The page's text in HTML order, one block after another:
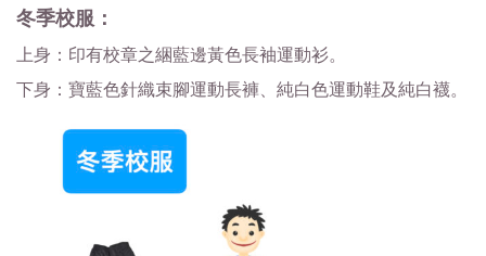
冬季校服：
上身：印有校章之綑藍邊黃色長袖運動衫。
下身：寶藍色針織束腳運動長褲、純白色運動鞋及純白襪。